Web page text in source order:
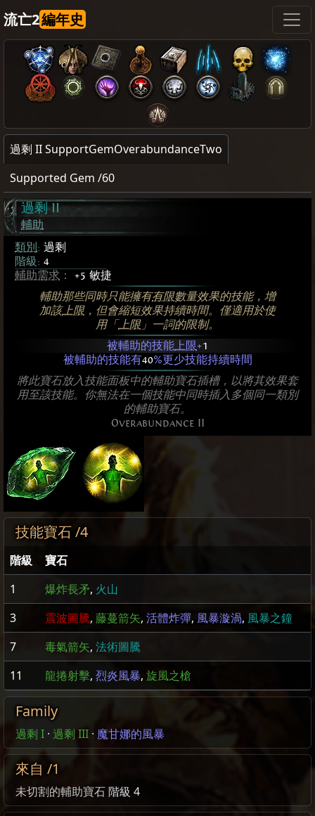
流亡2編年史
過剩 II SupportGemOverabundanceTwo
Supported Gem /60
過剩 II
輔助
類別 : 過剩
階級: 4
輔助需求 ： +5 敏捷
輔助那些同時只能擁有有限數量效果的技能，增
加該上限，但會縮短效果持續時間。僅適用於使
用「上限」一詞的限制。
被輔助的技能上限+1
被輔助的技能有40%更少技能持續時間
將此寶石放入技能面板中的輔助寶石插槽，以將其效果套
用至該技能。你無法在一個技能中同時插入多個同一類別
的輔助寶石。
Overabundance II
技能寶石 /4
階級
寶石
1
爆炸長矛, 火山
3
震波圖騰, 藤蔓箭矢, 活體炸彈, 風暴漩渦, 風暴之鐘
7
毒氣箭矢, 法術圖騰
11
龍捲射擊, 烈炎風暴, 旋風之槍
Family
過剩 I · 過剩 III · 魔甘娜的風暴
來自 /1
未切割的輔助寶石階級 4